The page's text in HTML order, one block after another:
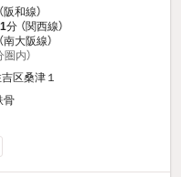
阪和線）
分 （関西線）
南大阪線）
内）
区桑津１
骨